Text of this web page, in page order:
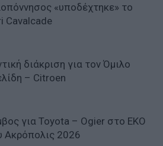
«υποδέχτηκε» το
Cavalcade
διάκριση για τον Όμιλο
– Citroen
για Toyota – Ogier στο ΕΚΟ
Ακρόπολις 2026